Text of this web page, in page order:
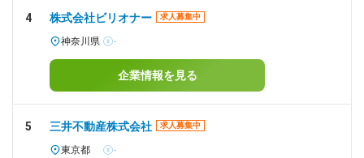
4 株式会社ビリオナー 求人募集中
神奈川県 -
企業情報を見る
5 三井不動産株式会社 求人募集中
東京都 -